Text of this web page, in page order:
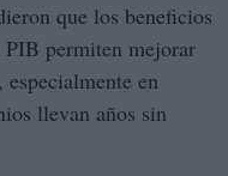
que los beneficios
permiten mejorar
en
llevan años sin